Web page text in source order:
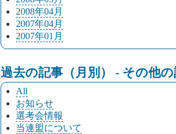
2008年04月
2007年04月
2007年01月
過去の記事（月別） - その他
All
お知らせ
選考会情報
当連盟について